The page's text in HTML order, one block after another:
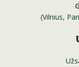
(Vilnius,